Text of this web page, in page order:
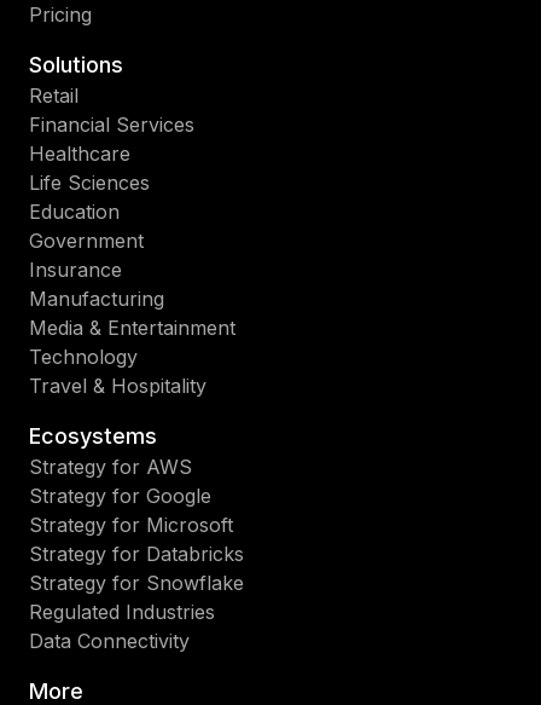
Pricing
Solutions
Retail
Financial Services
Healthcare
Life Sciences
Education
Government
Insurance
Manufacturing
Media & Entertainment
Technology
Travel & Hospitality
Ecosystems
Strategy for AWS
Strategy for Google
Strategy for Microsoft
Strategy for Databricks
Strategy for Snowflake
Regulated Industries
Data Connectivity
More